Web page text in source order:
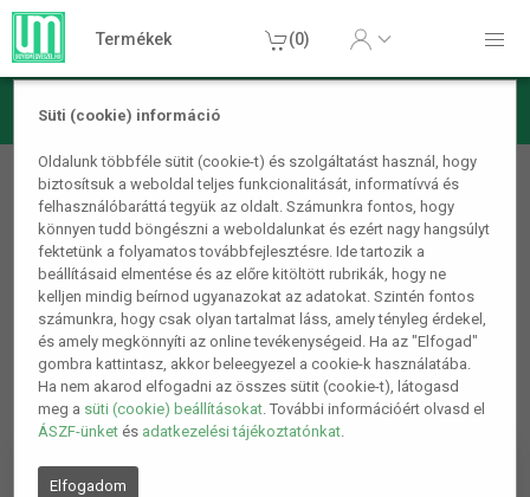
Süti (cookie) információ
Oldalunk többféle sütit (cookie-t) és szolgáltatást használ, hogy
biztosítsuk a weboldal teljes funkcionalitását, informatívvá és
felhasználóbaráttá tegyük az oldalt. Számunkra fontos, hogy
könnyen tudd böngészni a weboldalunkat és ezért nagy hangsúlyt
fektetünk a folyamatos továbbfejlesztésre. Ide tartozik a
beállításaid elmentése és az előre kitöltött rubrikák, hogy ne
kelljen mindig beírnod ugyanazokat az adatokat. Szintén fontos
számunkra, hogy csak olyan tartalmat láss, amely tényleg érdekel,
és amely megkönnyíti az online tevékenységeid. Ha az "Elfogad"
gombra kattintasz, akkor beleegyezel a cookie-k használatába.
Ha nem akarod elfogadni az összes sütit (cookie-t), látogasd
meg a süti (cookie) beállításokat. További információért olvasd el
ÁSZF-ünket és adatkezelési tájékoztatónkat.
Elfogadom
Termékek (0)
Szépségápolás
Férfi szépségápolás
1 2